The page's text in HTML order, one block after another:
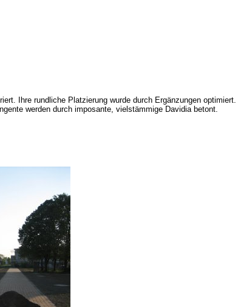
Ihre rundliche Platzierung wurde durch Ergänzungen optimiert.
werden durch imposante, vielstämmige Davidia betont.